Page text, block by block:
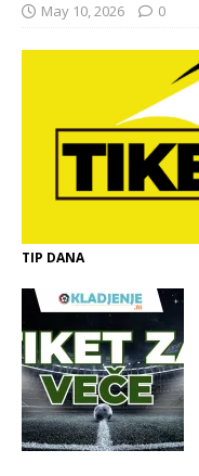
May 10, 2026 0
TIP DANA